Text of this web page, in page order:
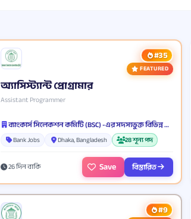
#35
FEATURED
অ্যাসিস্ট্যান্ট প্রোগ্রামার
Assistant Programmer
ব্যাংকার্স সিলেকশন কমিটি (BSC) -এর সদস্যভুক্ত বিভিন্ন ব্যাংক ও আর্থিক প্রতিষ্ঠান
Bank Jobs Dhaka, Bangladesh 28 শূন্য পদ
26 দিন বাকি Save বিস্তারিত
#9